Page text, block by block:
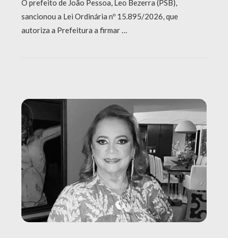
O prefeito de João Pessoa, Leo Bezerra (PSB),
sancionou a Lei Ordinária nº 15.895/2026, que
autoriza a Prefeitura a firmar …